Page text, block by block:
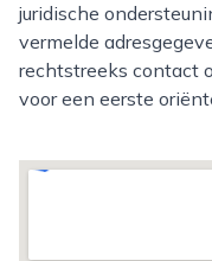
juridische
vermelde
rechtstreeks contact
voor een eerste